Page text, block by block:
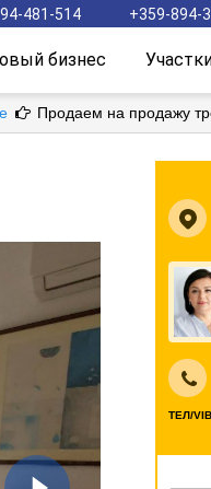
481-514 +359-894-
бизнес
Продаем на продажу
ТЕЛ/